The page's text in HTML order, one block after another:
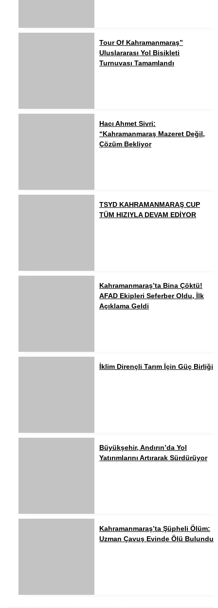
Tour Of Kahramanmaraş”
Uluslararası Yol Bisikleti
Turnuvası Tamamlandı
Hacı Ahmet Sivri:
“Kahramanmaraş Mazeret Değil,
Çözüm Bekliyor
TSYD KAHRAMANMARAŞ CUP
TÜM HIZIYLA DEVAM EDİYOR
Kahramanmaraş’ta Bina Çöktü!
AFAD Ekipleri Seferber Oldu, İlk
Açıklama Geldi
İklim Dirençli Tarım İçin Güç Birliği
Büyükşehir, Andırın’da Yol
Yatırımlarını Artırarak Sürdürüyor
Kahramanmaraş’ta Şüpheli Ölüm:
Uzman Çavuş Evinde Ölü Bulundu